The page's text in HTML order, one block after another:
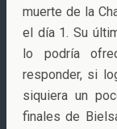
muerte de la
el día 1. Su
lo podría
responder, si
siquiera un
finales de